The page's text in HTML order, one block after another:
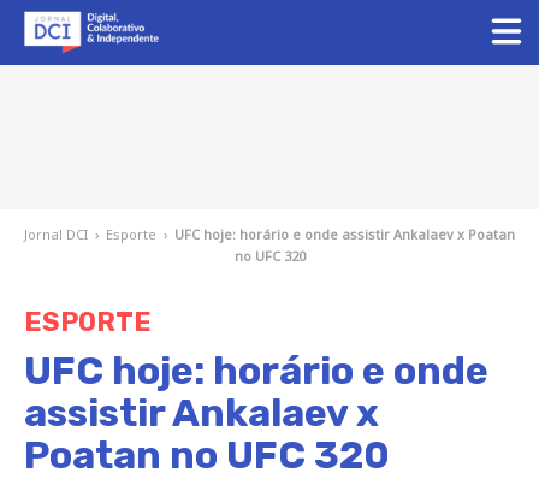
Jornal DCI › Esporte › UFC hoje: horário e onde assistir Ankalaev x Poatan
no UFC 320
ESPORTE
UFC hoje: horário e onde
assistir Ankalaev x
Poatan no UFC 320